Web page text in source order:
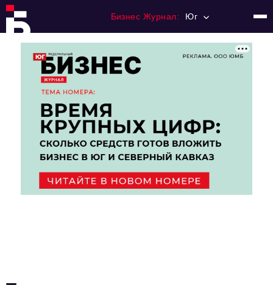
Бизнес Журнал: Юг
Франчайзинг
Номера журнала
Категории:
Финансы